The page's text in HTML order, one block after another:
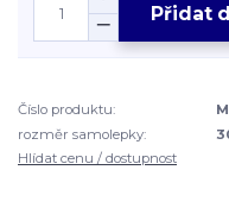
Přidat
Číslo produktu:
rozměr samolepky:
Hlídat cenu / dostupnost